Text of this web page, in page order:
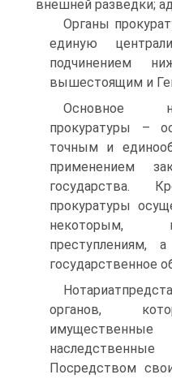
внешней разведки;
Органы
единую
подчинением
вышестоящим и
Основное
прокуратуры –
точным и
применением
государства.
прокуратуры
некоторым,
преступлениям,
государственное
органов,
Посредством